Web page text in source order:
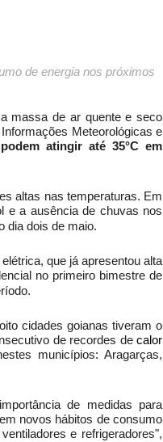
de energia nos próximos
massa de ar quente e seco
Meteorológicas e
atingir até 35°C em
altas nas temperaturas. Em
e a ausência de chuvas nos
dia dois de maio.
que já apresentou alta
no primeiro bimestre de
cidades goianas tiveram o
de recordes de calor
municípios: Aragarças,
de medidas para
novos hábitos de consumo
e refrigeradores",